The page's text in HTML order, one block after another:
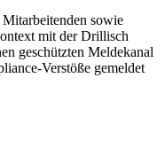
sowie
mit der Drillisch
geschützten Meldekanal
Verstöße gemeldet